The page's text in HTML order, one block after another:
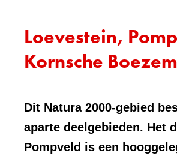
Loevestein,
Kornsche Boezem
Dit Natura 2000-gebied
aparte deelgebieden. Het
Pompveld is een